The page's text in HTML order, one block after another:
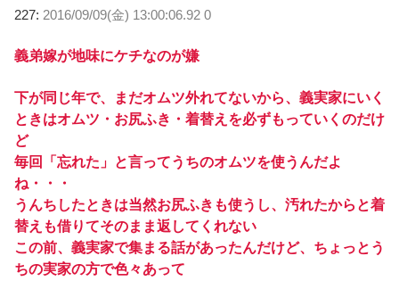
227: 2016/09/09(金) 13:00:06.92 0
義弟嫁が地味にケチなのが嫌
下が同じ年で、まだオムツ外れてないから、義実家にいく
ときはオムツ・お尻ふき・着替えを必ずもっていくのだけ
ど
毎回「忘れた」と言ってうちのオムツを使うんだよ
ね・・・
うんちしたときは当然お尻ふきも使うし、汚れたからと着
替えも借りてそのまま返してくれない
この前、義実家で集まる話があったんだけど、ちょっとう
ちの実家の方で色々あって